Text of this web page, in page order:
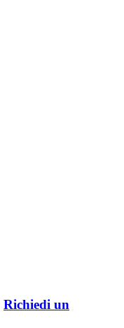
Richiedi un